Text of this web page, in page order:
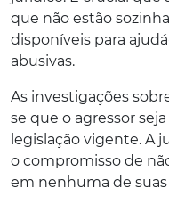
que não estão
disponíveis para
abusivas.
As investigações
se que o agressor
legislação vigente. A
o compromisso de
em nenhuma de suas